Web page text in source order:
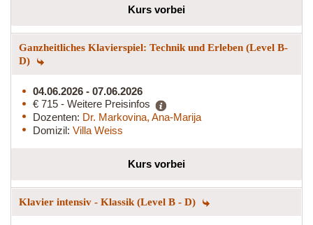
Kurs vorbei
Ganzheitliches Klavierspiel: Technik und Erleben (Level B-
D)
04.06.2026 - 07.06.2026
€ 715 - Weitere Preisinfos
Dozenten: Dr. Markovina, Ana-Marija
Domizil: Villa Weiss
Kurs vorbei
Klavier intensiv - Klassik (Level B - D)